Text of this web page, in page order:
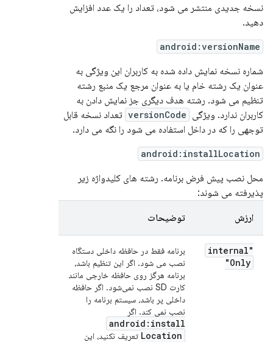
نسخه جدیدی منتشر می شود، تعداد را یک عدد افزایش
دهید.
android:versionName
شماره نسخه نمایش داده شده به کاربران این ویژگی به
عنوان یک رشته خام یا به عنوان مرجع یک منبع رشته
تنظیم می شود. رشته هدف دیگری جز نمایش دادن به
کاربران ندارد. ویژگی versionCode تعداد نسخه قابل
توجهی را که در داخل استفاده می شود را نگه می دارد.
android:installLocation
محل نصب پیش فرض برنامه. رشته های کلیدواژه زیر
پذیرفته می شوند:
ارزش توضیحات
"internal
Only"
برنامه فقط در حافظه داخلی دستگاه
نصب می شود. اگر این تنظیم باشد،
برنامه هرگز روی حافظه خارجی مانند
کارت SD نصب نمی‌شود. اگر حافظه
داخلی پر باشد، سیستم برنامه را
نصب نمی کند. اگر
android:install
Location تعریف نکنید، این